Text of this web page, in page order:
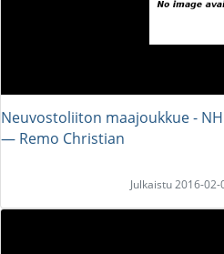
Neuvostoliiton maajoukkue -
― Remo Christian
Julkaistu 2016-